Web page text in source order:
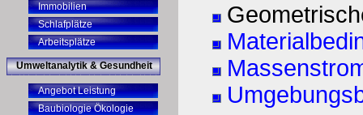
Immobilien
Schlafplätze
Arbeitsplätze
Umweltanalytik & Gesundheit
Angebot Leistung
Baubiologie Ökologie